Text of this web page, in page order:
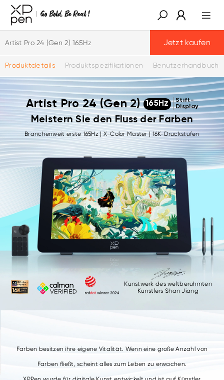
Artist Pro 24 (Gen 2) 165Hz
Produktdetails Produktspezifikationen Benutzerhandbuch
Jetzt kaufen
Artist Pro 24 (Gen 2) 165Hz
Stift-
Display
Meistern Sie den Fluss der Farben
Branchenweit erste 165Hz | X-Color Master | 16K-Druckstufen
Kunstwerk des weltberühmten
Künstlers Shan Jiang
Farben besitzen ihre eigene Vitalität. Wenn eine große Anzahl von
Farben fließt, scheint alles zum Leben zu erwachen.